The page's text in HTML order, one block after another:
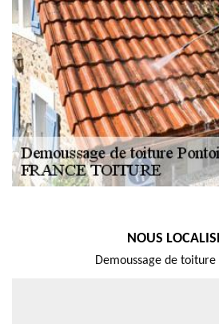
NOUS
Demoussage de toiture